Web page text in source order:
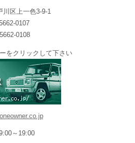
川区上一色3-9-1
0107
0108
をクリックして下さい
～19:00